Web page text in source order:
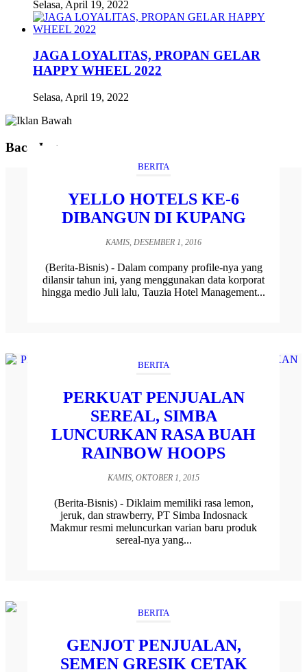
Selasa, April 19, 2022
JAGA LOYALITAS, PROPAN GELAR
HAPPY WHEEL 2022
Selasa, April 19, 2022
Baca Juga
BERITA
YELLO HOTELS KE-6
DIBANGUN DI KUPANG
KAMIS, DESEMBER 1, 2016
(Berita-Bisnis) - Dalam company profile-nya yang
dilansir tahun ini, yang menggunakan data korporat
hingga medio Juli lalu, Tauzia Hotel Management...
BERITA
PERKUAT PENJUALAN
SEREAL, SIMBA
LUNCURKAN RASA BUAH
RAINBOW HOOPS
KAMIS, OKTOBER 1, 2015
(Berita-Bisnis) - Diklaim memiliki rasa lemon,
jeruk, dan strawberry, PT Simba Indosnack
Makmur resmi meluncurkan varian baru produk
sereal-nya yang...
BERITA
GENJOT PENJUALAN,
SEMEN GRESIK CETAK